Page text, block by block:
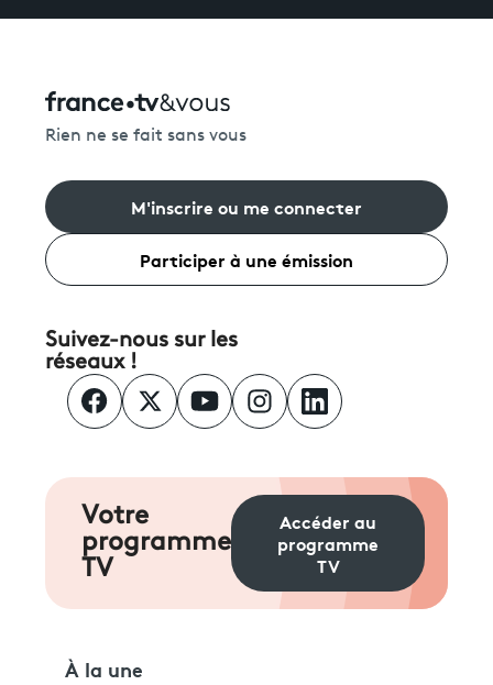
Rien ne se fait sans vous
M'inscrire ou me connecter
Participer à une émission
Suivez-nous sur les
réseaux !
Votre
programme
TV
Accéder au
programme
TV
À la une